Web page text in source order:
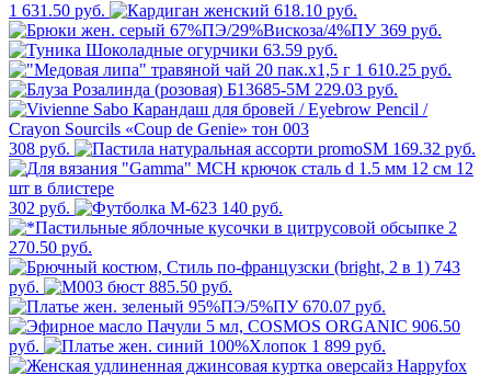
1 631.50 руб.
618.10 руб.
369 руб.
63.59 руб.
1 610.25 руб.
229.03 руб.
308 руб. 169.32 руб.
302 руб.
140 руб.
2
270.50 руб.
743
руб.
885.50 руб.
670.07 руб.
906.50
руб.
1 899 руб.